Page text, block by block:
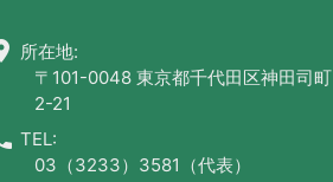
所在地:
〒101-0048 東京都千代田区神田司町
2-21
TEL:
03（3233）3581（代表）